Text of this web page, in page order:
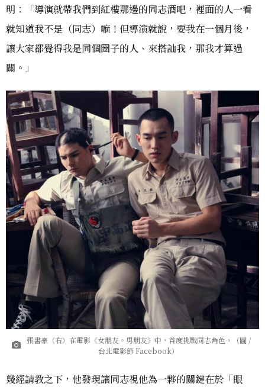
明：「導演就帶我們到紅樓那邊的同志酒吧，裡面的人一看
就知道我不是（同志）嘛！但導演就說，要我在一個月後，
讓大家都覺得我是同個圈子的人、來搭訕我，那我才算過
關。」
張書豪（右）在電影《女朋友。男朋友》中，首度挑戰同志角色。（圖 /
台北電影節 Facebook）
幾經請教之下，他發現讓同志視他為一夥的關鍵在於「眼